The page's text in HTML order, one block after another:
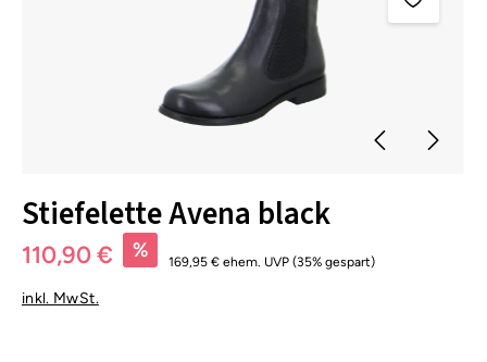
Stiefelette Avena black
110,90 € % 169,95 € ehem. UVP (35% gespart)
inkl. MwSt.